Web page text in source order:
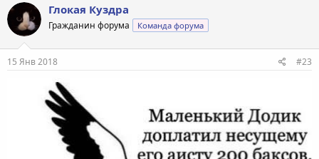
Глокая Куздра
Гражданин форума Команда форума
15 Янв 2018 #23